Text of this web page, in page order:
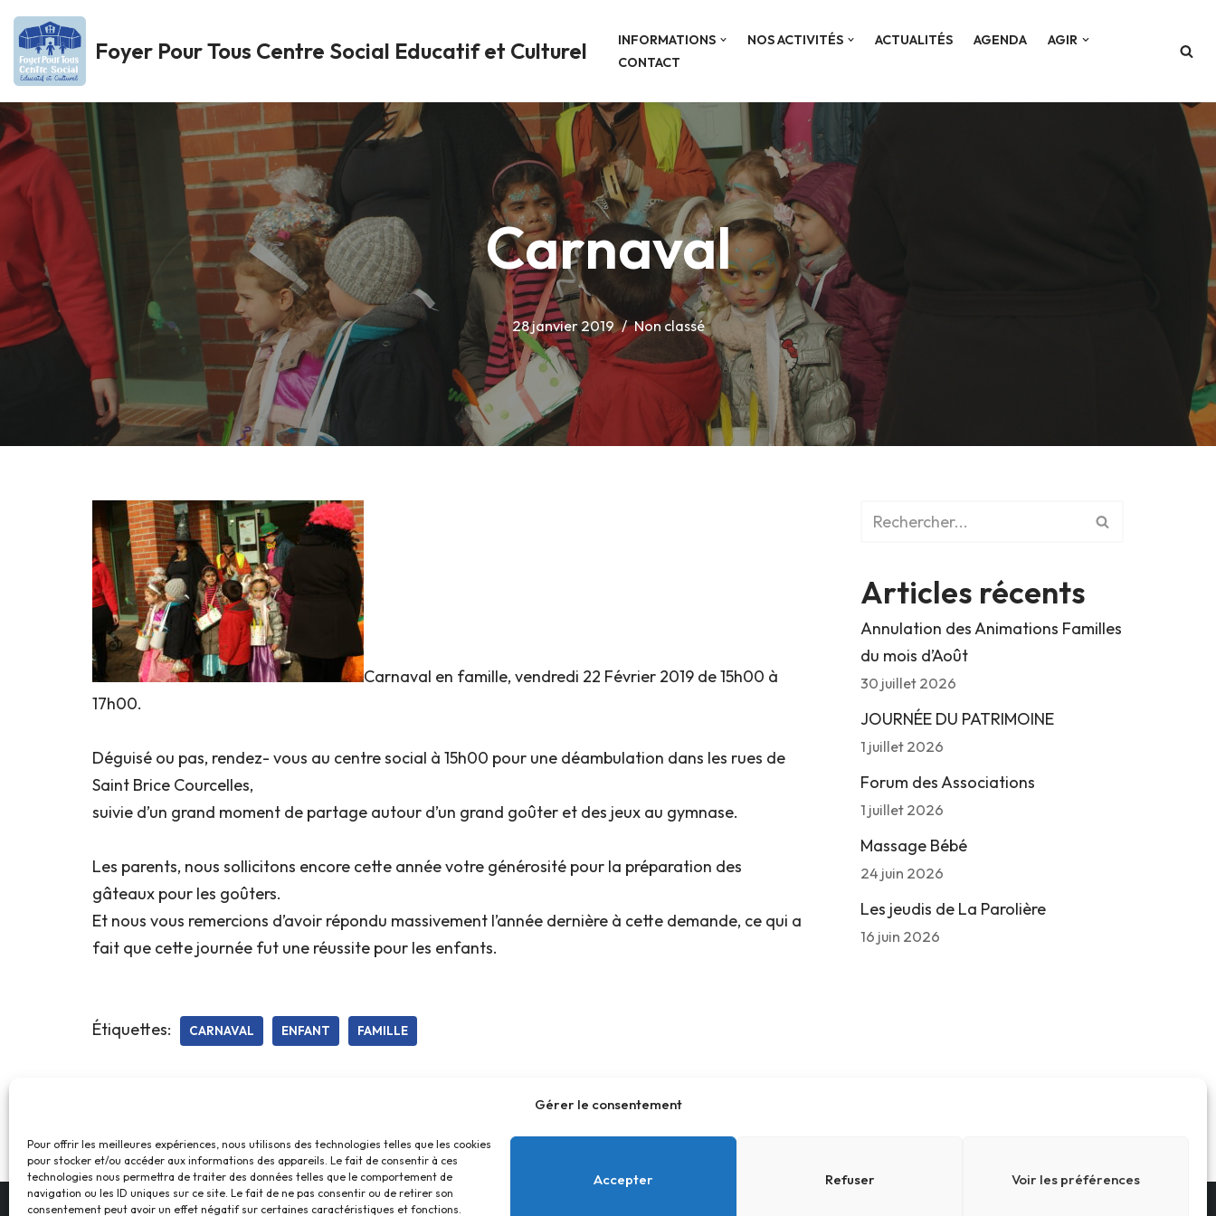
Gérer le consentement
Pour offrir les meilleures expériences, nous utilisons des technologies telles que les cookies
pour stocker et/ou accéder aux informations des appareils. Le fait de consentir à ces
technologies nous permettra de traiter des données telles que le comportement de
navigation ou les ID uniques sur ce site. Le fait de ne pas consentir ou de retirer son
consentement peut avoir un effet négatif sur certaines caractéristiques et fonctions.
Accepter Refuser Voir les préférences
Aller
au
contenu
Foyer Pour Tous Centre Social Educatif et Culturel INFORMATIONS NOS ACTIVITÉS ACTUALITÉS AGENDA
AGIR
CONTACT
Carnaval
28 janvier 2019 Non classé
Carnaval en famille, vendredi 22 Février 2019 de 15h00 à
17h00.
Déguisé ou pas, rendez- vous au centre social à 15h00 pour une déambulation dans les rues de
Saint Brice Courcelles,
suivie d’un grand moment de partage autour d’un grand goûter et des jeux au gymnase.
Les parents, nous sollicitons encore cette année votre générosité pour la préparation des
gâteaux pour les goûters.
Et nous vous remercions d’avoir répondu massivement l’année dernière à cette demande, ce qui a
fait que cette journée fut une réussite pour les enfants.
Étiquettes: CARNAVAL ENFANT FAMILLE
Articles récents
Annulation des Animations Familles
du mois d’Août
30 juillet 2026
JOURNÉE DU PATRIMOINE
1 juillet 2026
Forum des Associations
1 juillet 2026
Massage Bébé
24 juin 2026
Les jeudis de La Parolière
16 juin 2026